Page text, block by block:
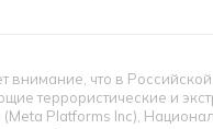
внимание, что в
террористические и
(Meta Platforms Inc),